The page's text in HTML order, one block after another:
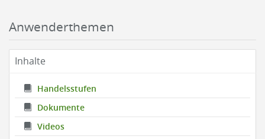
Anwenderthemen
Inhalte
Handelsstufen
Dokumente
Videos